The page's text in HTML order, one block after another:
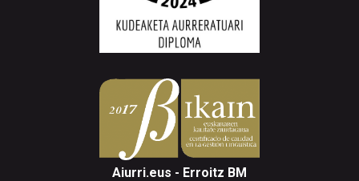
Aiurri.eus - Erroitz BM